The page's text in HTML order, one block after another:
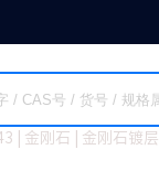
金刚石 金刚石镀